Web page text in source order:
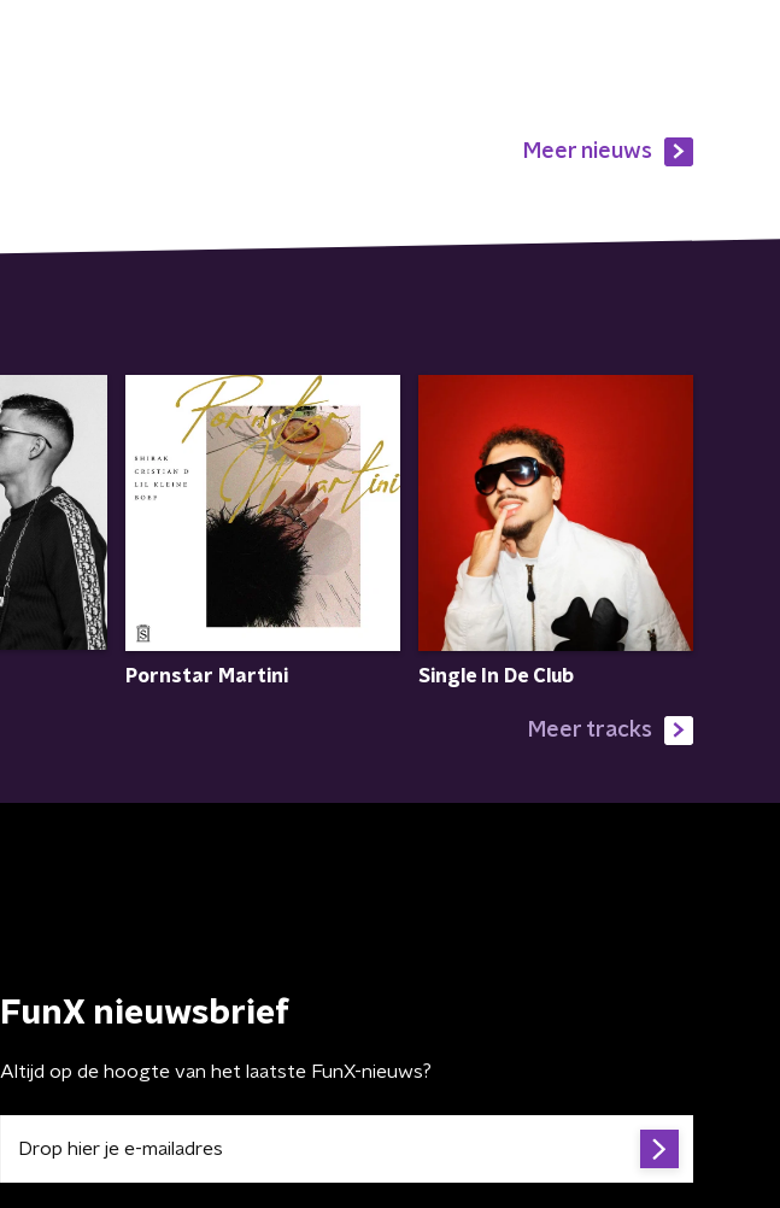
Meer nieuws
Pornstar Martini Single In De Club
Meer tracks
FunX nieuwsbrief
Altijd op de hoogte van het laatste FunX-nieuws?